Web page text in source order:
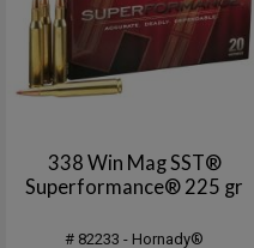
338 Win Mag SST®
Superformance® 225 gr
# 82233 - Hornady®